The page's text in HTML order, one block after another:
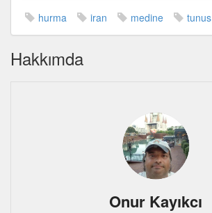
hurma iran medine tunus
Hakkımda
Onur Kayıkcı